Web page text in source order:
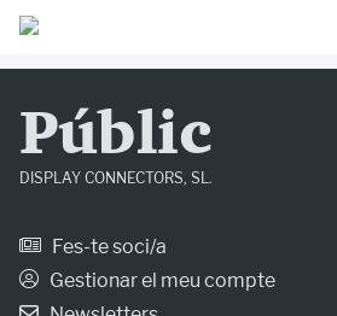
Públic
DISPLAY CONNECTORS, SL.
Fes-te soci/a
Gestionar el meu compte